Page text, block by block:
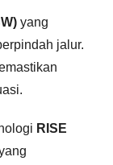
yang
jalur.
RISE